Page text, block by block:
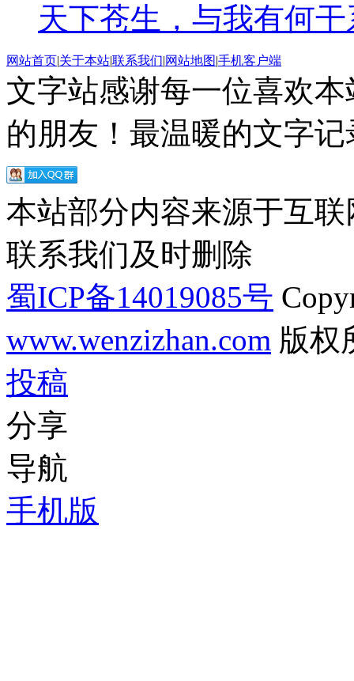
天下苍生，与我有何干
网站首页|关于本站|联系我们|网站地图|手机客户端
文字站感谢每一位喜欢
的朋友！最温暖的文字
本站部分内容来源于互
联系我们及时删除
蜀ICP备14019085号
www.wenzizhan.com 版权
投稿
分享
导航
手机版